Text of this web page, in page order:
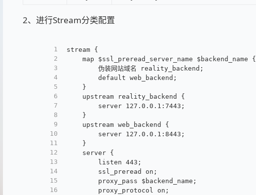
2、进行Stream分类配置
1
2
3
4
5
6
7
8
9
10
11
12
13
14
15
16
stream {
    map $ssl_preread_server_name $backend_name {
        伪装网站域名 reality_backend;
        default web_backend;
    }
    upstream reality_backend {
        server 127.0.0.1:7443;
    }
    upstream web_backend {
        server 127.0.0.1:8443;
    }
    server {
        listen 443;
        ssl_preread on;
        proxy_pass $backend_name;
        proxy_protocol on;